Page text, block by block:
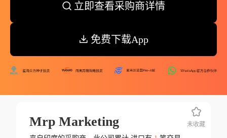
立即查看采购商详情
免费下载App
Mrp Marketing 未收藏